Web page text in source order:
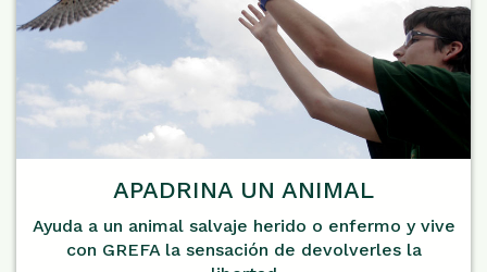
APADRINA UN ANIMAL
Ayuda a un animal salvaje herido o enfermo y vive
con GREFA la sensación de devolverles la